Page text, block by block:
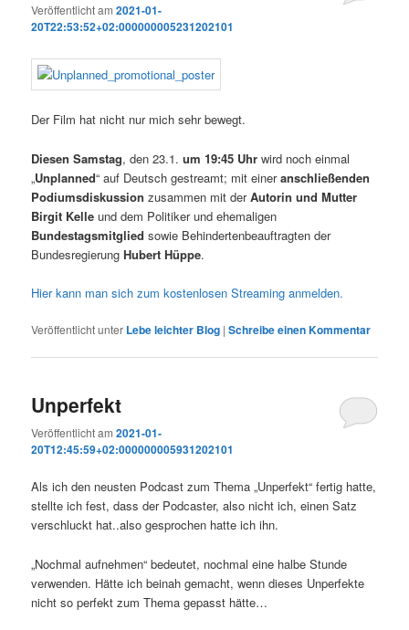
Veröffentlicht am2021-01-
20T22:53:52+02:000000005231202101
Der Film hat nicht nur mich sehr bewegt.
Diesen Samstag, den 23.1.um 19:45 Uhr wird noch einmal
„Unplanned“ auf Deutsch gestreamt; mit eineranschließenden
Podiumsdiskussion zusammen mit derAutorin und Mutter
Birgit Kelle und dem Politiker und ehemaligen
Bundestagsmitglied sowie Behindertenbeauftragten der
BundesregierungHubert Hüppe.
Hier kann man sich zum kostenlosen Streaming anmelden.
Veröffentlicht unter Lebe leichter Blog |Schreibe einen Kommentar
Unperfekt
Veröffentlicht am2021-01-
20T12:45:59+02:000000005931202101
Als ich den neusten Podcast zum Thema „Unperfekt“ fertig hatte,
stellte ich fest, dass der Podcaster, also nicht ich, einen Satz
verschluckt hat..also gesprochen hatte ich ihn.
„Nochmal aufnehmen“ bedeutet, nochmal eine halbe Stunde
verwenden. Hätte ich beinah gemacht, wenn dieses Unperfekte
nicht so perfekt zum Thema gepasst hätte…